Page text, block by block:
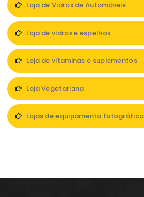
Loja de Vidros de Automóveis
Loja de vidros e espelhos
Loja de vitaminas e suplementos
Loja Vegetariana
Lojas de equipamento fotográfico